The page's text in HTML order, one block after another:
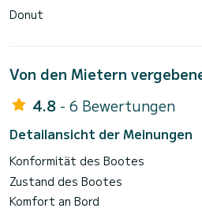
Donut
Von den Mietern
4.8 - 6 Bewertungen
Detailansicht der Meinungen
Konformität des Bootes
Zustand des Bootes
Komfort an Bord